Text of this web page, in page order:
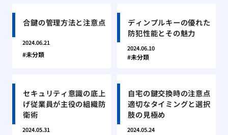
合鍵の管理方法と注意点
2024.06.21
未分類
ディンプルキーの優れた
防犯性能とその魅力
2024.06.10
未分類
セキュリティ意識の底上
げ従業員が主役の組織防
衛術
2024.05.31
自宅の鍵交換時の注意点
適切なタイミングと選択
肢の見極め
2024.05.24